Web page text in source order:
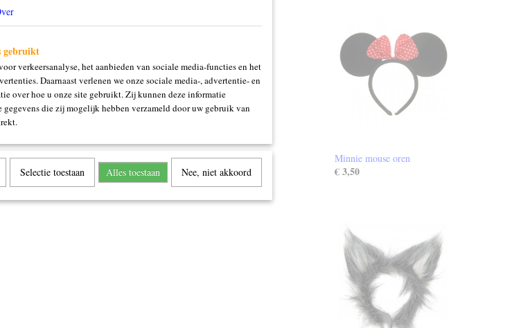
Minnie mouse oren
€ 3,50
gebruikt
verkeersanalyse, het aanbieden van sociale media-functies en het
Daarnaast verlenen we onze sociale media-, advertentie- en
over hoe u onze site gebruikt. Zij kunnen deze informatie
die zij mogelijk hebben verzameld door uw gebruik van
Selectie toestaan Alles toestaan Nee, niet akkoord